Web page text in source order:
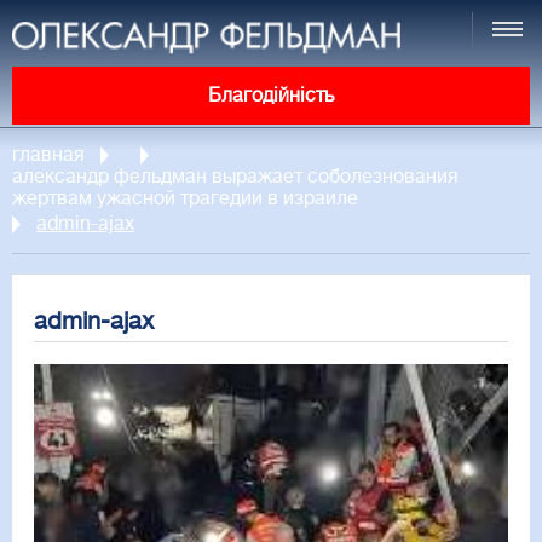
Благодійність
главная
александр фельдман выражает соболезнования
жертвам ужасной трагедии в израиле
admin-ajax
admin-ajax